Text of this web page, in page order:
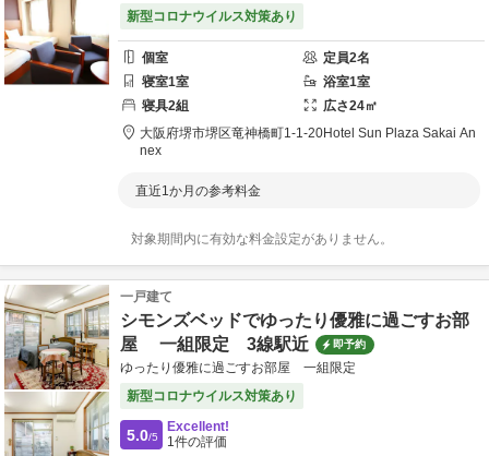
新型コロナウイルス対策あり
個室 定員2名
寝室1室 浴室1室
寝具2組 広さ24㎡
大阪府堺市堺区竜神橋町1-1-20Hotel Sun Plaza Sakai An
nex
直近1か月の参考料金
対象期間内に有効な料金設定がありません。
一戸建て
シモンズベッドでゆったり優雅に過ごすお部
屋 一組限定 3線駅近
即予約
ゆったり優雅に過ごすお部屋 一組限定
新型コロナウイルス対策あり
5.0/5
Excellent!
1件の評価